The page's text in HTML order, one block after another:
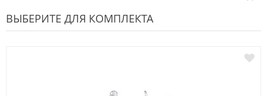
ВЫБЕРИТЕ ДЛЯ КОМПЛЕКТА